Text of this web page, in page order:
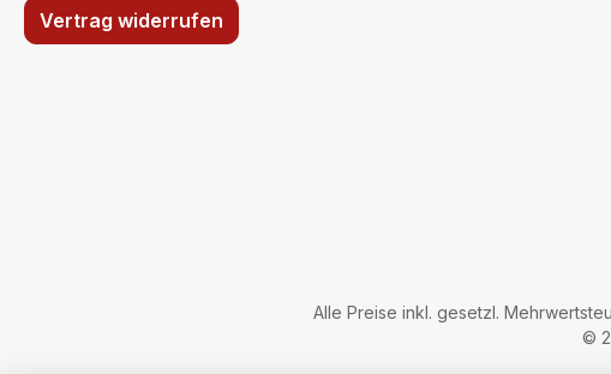
Vertrag widerrufen
Alle Preise inkl. gesetzl.
©